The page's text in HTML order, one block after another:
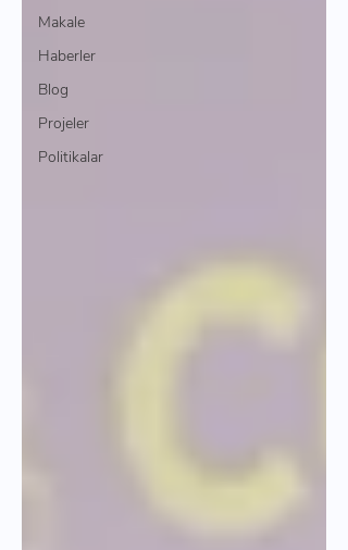
Makale
Haberler
Blog
Projeler
Politikalar